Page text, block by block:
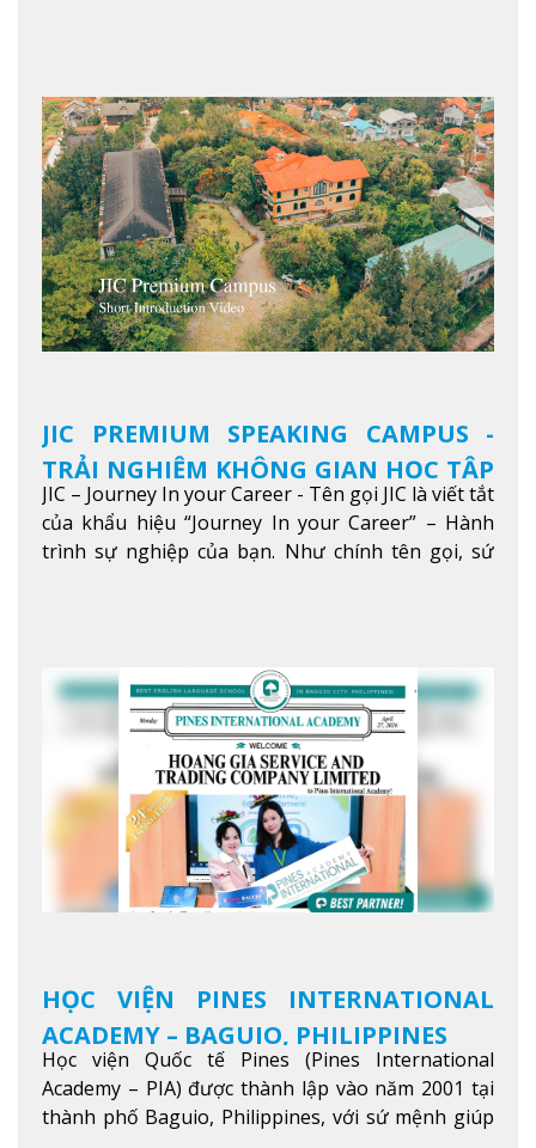
JIC PREMIUM SPEAKING CAMPUS -
TRẢI NGHIỆM KHÔNG GIAN HỌC TẬP
5 SAO TẠI BAGUIO
JIC – Journey In your Career - Tên gọi JIC là viết tắt
của khẩu hiệu “Journey In your Career” – Hành
trình sự nghiệp của bạn. Như chính tên gọi, sứ
HỌC VIỆN PINES INTERNATIONAL
ACADEMY – BAGUIO, PHILIPPINES
Học viện Quốc tế Pines (Pines International
Academy – PIA) được thành lập vào năm 2001 tại
thành phố Baguio, Philippines, với sứ mệnh giúp